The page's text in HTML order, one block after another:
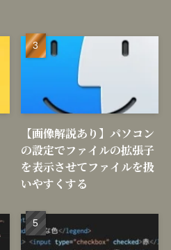
【画像解説あり】パソコン
の設定でファイルの拡張子
を表示させてファイルを扱
いやすくする